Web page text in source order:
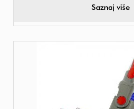
Saznaj više